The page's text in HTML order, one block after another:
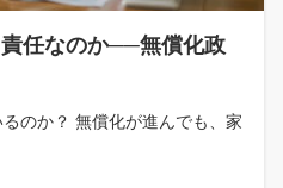
任なのか──無償化政
のか？ 無償化が進んでも、家